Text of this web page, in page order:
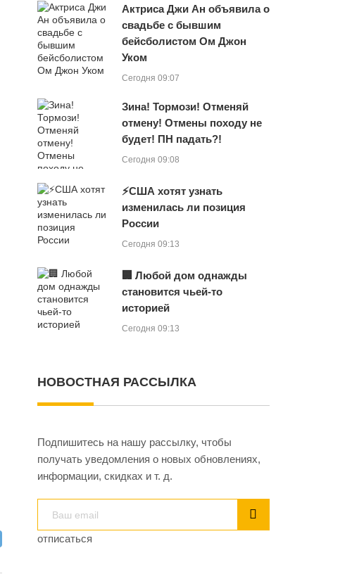
Актриса Джи Ан объявила о
свадьбе с бывшим
бейсболистом Ом Джон
Уком
Сегодня 09:07
Зина! Тормози! Отменяй
отмену! Отмены походу не
будет! ПН падать?!
Сегодня 09:08
⚡США хотят узнать
изменилась ли позиция
России
Сегодня 09:13
🏢 Любой дом однажды
становится чьей-то
историей
Сегодня 09:13
НОВОСТНАЯ РАССЫЛКА
Подпишитесь на нашу рассылку, чтобы
получать уведомления о новых обновлениях,
информации, скидках и т. д.
отписаться